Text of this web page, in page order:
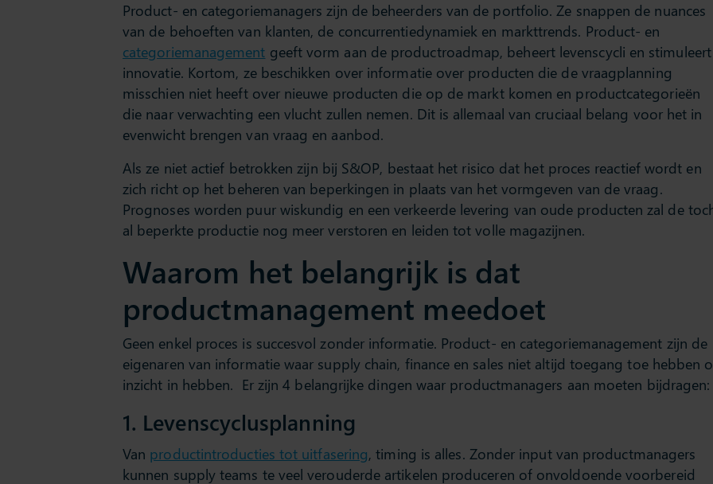
Product- en categoriemanagers zijn de beheerders van de portfolio. Ze snappen de nuances
van de behoeften van klanten, de concurrentiedynamiek en markttrends. Product- en
categoriemanagement geeft vorm aan de productroadmap, beheert levenscycli en stimuleert
innovatie. Kortom, ze beschikken over informatie over producten die de vraagplanning
misschien niet heeft over nieuwe producten die op de markt komen en productcategorieën
die naar verwachting een vlucht zullen nemen. Dit is allemaal van cruciaal belang voor het in
evenwicht brengen van vraag en aanbod.
Als ze niet actief betrokken zijn bij S&OP, bestaat het risico dat het proces reactief wordt en
zich richt op het beheren van beperkingen in plaats van het vormgeven van de vraag.
Prognoses worden puur wiskundig en een verkeerde levering van oude producten zal de
al beperkte productie nog meer verstoren en leiden tot volle magazijnen.
Waarom het belangrijk is dat
productmanagement meedoet
Geen enkel proces is succesvol zonder informatie. Product- en categoriemanagement zijn de
eigenaren van informatie waar supply chain, finance en sales niet altijd toegang toe hebben
inzicht in hebben. Er zijn 4 belangrijke dingen waar productmanagers aan moeten bijdragen:
1. Levenscyclusplanning
Van productintroducties tot uitfasering, timing is alles. Zonder input van productmanagers
kunnen supply teams te veel verouderde artikelen produceren of onvoldoende voorbereid